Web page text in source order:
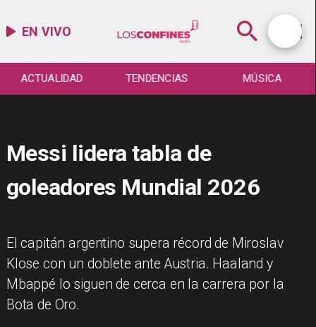
EN VIVO
ACTUALIDAD TENDENCIAS MÚSICA
Messi lidera tabla de
goleadores Mundial 2026
El capitán argentino supera récord de Miroslav
Klose con un doblete ante Austria. Haaland y
Mbappé lo siguen de cerca en la carrera por la
Bota de Oro.